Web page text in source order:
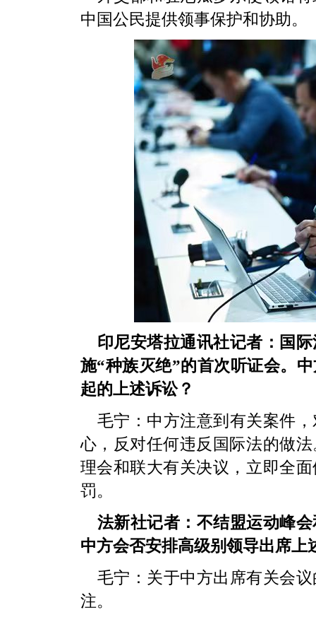
中国公民提供领事保护和协助。
印尼安塔拉通讯社记者：国
施“种族灭绝”的首次听证会。
起的上述诉讼？
毛宁：中方注意到有关案件
心，反对任何违反国际法的做
理会和联大有关决议，立即全
罚。
法新社记者：不结盟运动峰
中方会否安排高级别领导出席上
毛宁：关于中方出席有关会
注。